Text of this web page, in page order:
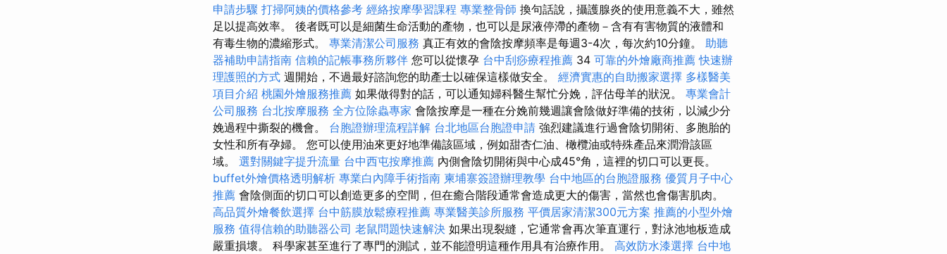
申請步驟 打掃阿姨的價格參考 經絡按摩學習課程 專業整骨師 換句話說，攝護腺炎的使用意義不大，雖然
足以提高效率。 後者既可以是細菌生命活動的產物，也可以是尿液停滯的產物－含有有害物質的液體和
有毒生物的濃縮形式。 專業清潔公司服務 真正有效的會陰按摩頻率是每週3-4次，每次約10分鐘。 助聽
器補助申請指南 信賴的記帳事務所夥伴 您可以從懷孕 台中刮痧療程推薦 34 可靠的外燴廠商推薦 快速辦
理護照的方式 週開始，不過最好諮詢您的助產士以確保這樣做安全。 經濟實惠的自助搬家選擇 多樣醫美
項目介紹 桃園外燴服務推薦 如果做得對的話，可以通知婦科醫生幫忙分娩，評估母羊的狀況。 專業會計
公司服務 台北按摩服務 全方位除蟲專家 會陰按摩是一種在分娩前幾週讓會陰做好準備的技術，以減少分
娩過程中撕裂的機會。 台胞證辦理流程詳解 台北地區台胞證申請 強烈建議進行過會陰切開術、多胞胎的
女性和所有孕婦。 您可以使用油來更好地準備該區域，例如甜杏仁油、橄欖油或特殊產品來潤滑該區
域。 選對關鍵字提升流量 台中西屯按摩推薦 內側會陰切開術與中心成45°角，這裡的切口可以更長。
buffet外燴價格透明解析 專業白內障手術指南 柬埔寨簽證辦理教學 台中地區的台胞證服務 優質月子中心
推薦 會陰側面的切口可以創造更多的空間，但在癒合階段通常會造成更大的傷害，當然也會傷害肌肉。
高品質外燴餐飲選擇 台中筋膜放鬆療程推薦 專業醫美診所服務 平價居家清潔300元方案 推薦的小型外燴
服務 值得信賴的助聽器公司 老鼠問題快速解決 如果出現裂縫，它通常會再次筆直運行，對泳池地板造成
嚴重損壞。 科學家甚至進行了專門的測試，並不能證明這種作用具有治療作用。 高效防水漆選擇 台中地